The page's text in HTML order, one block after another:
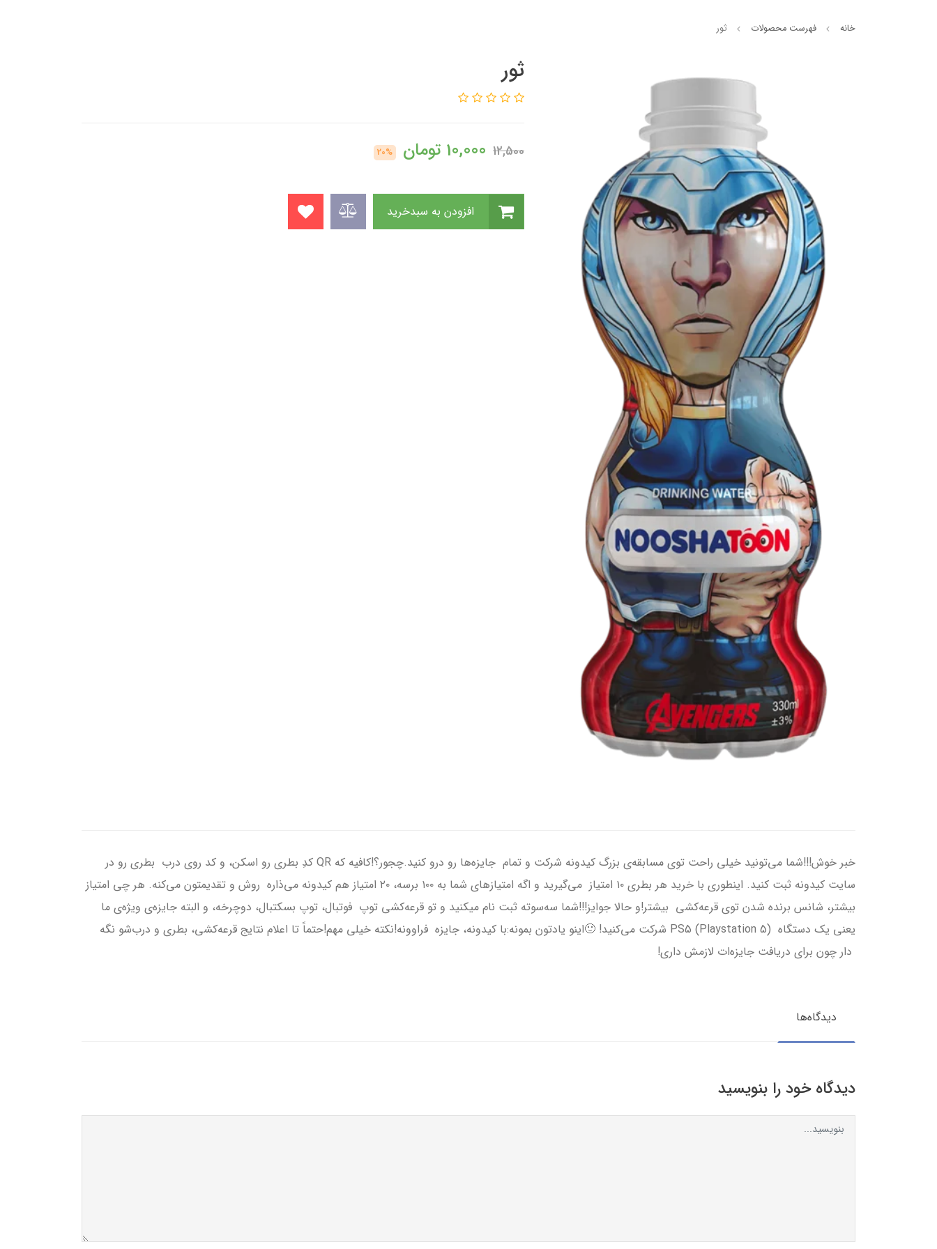
خانه فهرست محصولات ثور
ثور
12,500
10,000 تومان 20%
خبر خوش!!!شما می‌تونید خیلی راحت توی مسابقه‌ی بزرگ کیدونه شرکت و تمام جایزه‌ها رو درو کنید.چجور؟!کافیه که QR کدِ بطری رو اسکن، و کد روی درب بطری رو در
سایت کیدونه ثبت کنید. اینطوری با خرید هر بطری ۱۰ امتیاز می‌گیرید و اگه امتیازهای شما به ۱۰۰ برسه، ۲۰ امتیاز هم کیدونه می‌ذاره روش و تقدیمتون می‌کنه. هر چی امتیاز
بیشتر، شانس برنده شدن توی قرعه‌کشی بیشتر!و حالا جوایز!!!شما سه‌سوته ثبت نام میکنید و تو قرعه‌کشی توپ فوتبال، توپ بسکتبال، دوچرخه‌، و البته جایزه‌ی ویژه‌ی ما
یعنی یک دستگاه PS5 (Playstation 5) شرکت می‌کنید! 🙂اینو یادتون بمونه:با کیدونه، جایزه فراوونه!نکته خیلی مهم!حتماً تا اعلام نتایج قرعه‌کشی، بطری و درب‌شو نگه
دار چون برای دریافت جایزه‌ات لازمش داری!
دیدگاه‌ها
دیدگاه خود را بنویسید